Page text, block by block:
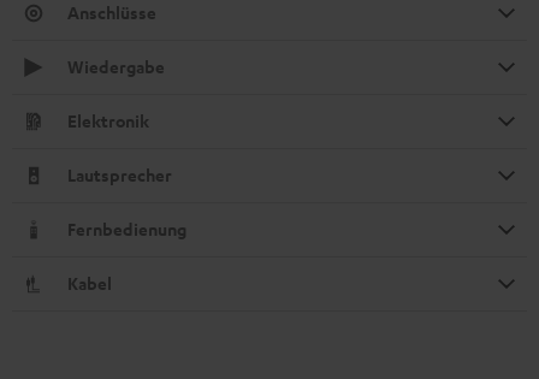
Anschlüsse
Wiedergabe
Elektronik
Lautsprecher
Fernbedienung
Kabel